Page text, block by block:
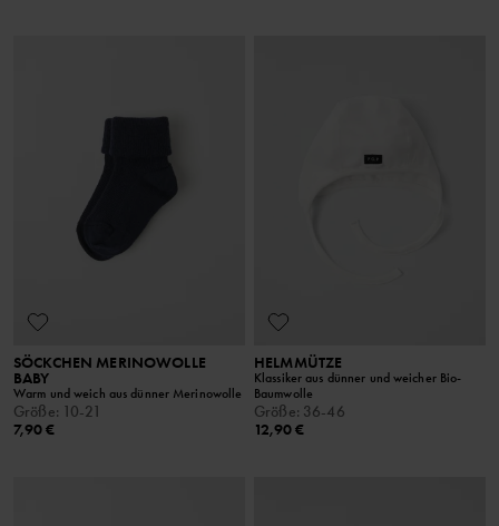
SÖCKCHEN MERINOWOLLE
BABY
Warm und weich aus dünner Merinowolle
Größe: 10-21
7,90 €
HELMMÜTZE
Klassiker aus dünner und weicher Bio-
Baumwolle
Größe: 36-46
12,90 €